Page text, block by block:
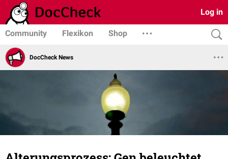
Log in
Community Flexikon Shop
DocCheck News